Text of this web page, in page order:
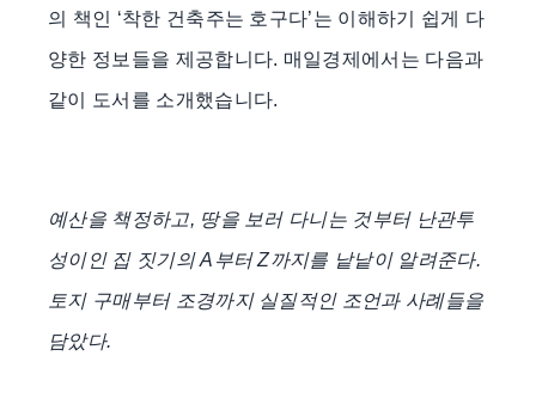
의 책인 ‘착한 건축주는 호구다’는 이해하기 쉽게 다
양한 정보들을 제공합니다. 매일경제에서는 다음과
같이 도서를 소개했습니다.
예산을 책정하고, 땅을 보러 다니는 것부터 난관투
성이인 집 짓기의 A부터 Z까지를 낱낱이 알려준다.
토지 구매부터 조경까지 실질적인 조언과 사례들을
담았다.